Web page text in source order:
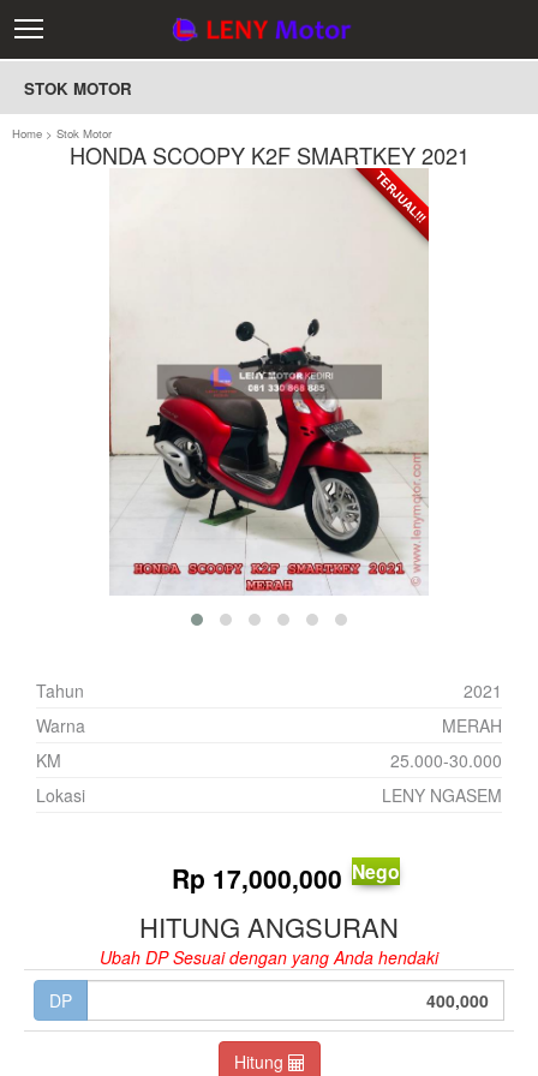
STOK MOTOR
Home > Stok Motor
HONDA SCOOPY K2F SMARTKEY 2021
TERJUAL!!!
Tahun
2021
Warna
MERAH
KM
25.000-30.000
Lokasi
LENY NGASEM
Rp 17,000,000 Nego
HITUNG ANGSURAN
Ubah DP Sesuai dengan yang Anda hendaki
DP
Hitung